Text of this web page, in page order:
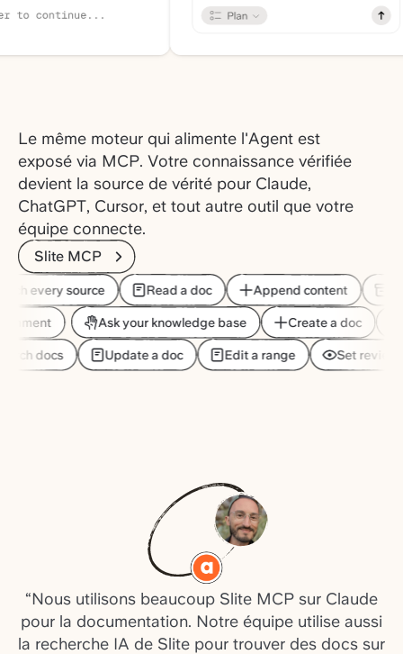
Le même moteur qui alimente l'Agent est
exposé via MCP. Votre connaissance vérifiée
devient la source de vérité pour Claude,
ChatGPT, Cursor, et tout autre outil que votre
équipe connecte.
Slite MCP
every source Read a doc Append content
Ask your knowledge base Create a doc
docs Update a doc Edit a range Set review
“Nous utilisons beaucoup Slite MCP sur Claude
pour la documentation. Notre équipe utilise aussi
la recherche IA de Slite pour trouver des docs sur